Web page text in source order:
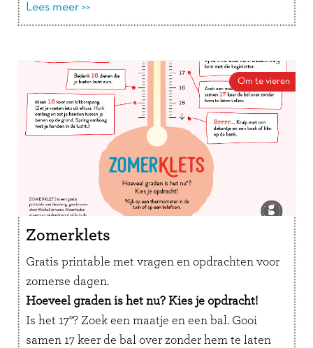
Lees meer >>
Om te vieren
Zomerklets
Gratis printable met vragen en opdrachten voor
zomerse dagen.
Hoeveel graden is het nu? Kies je opdracht!
Is het 17°? Zoek een maatje en een bal. Gooi
samen 17 keer de bal over zonder hem te laten